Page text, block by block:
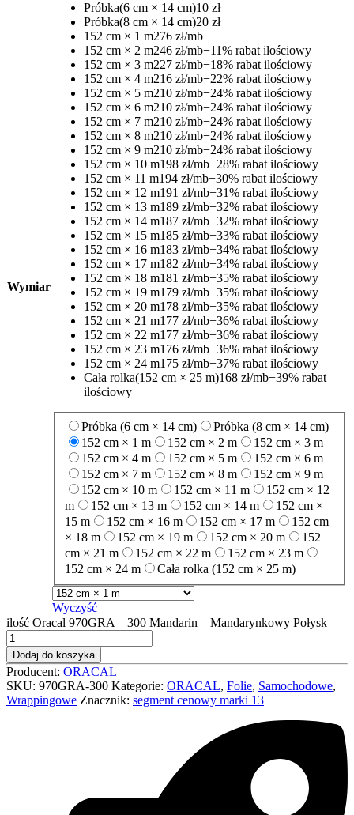
Wymiar
Próbka(6 cm × 14 cm)10 zł
Próbka(8 cm × 14 cm)20 zł
152 cm × 1 m276 zł/mb
152 cm × 2 m246 zł/mb−11% rabat ilościowy
152 cm × 3 m227 zł/mb−18% rabat ilościowy
152 cm × 4 m216 zł/mb−22% rabat ilościowy
152 cm × 5 m210 zł/mb−24% rabat ilościowy
152 cm × 6 m210 zł/mb−24% rabat ilościowy
152 cm × 7 m210 zł/mb−24% rabat ilościowy
152 cm × 8 m210 zł/mb−24% rabat ilościowy
152 cm × 9 m210 zł/mb−24% rabat ilościowy
152 cm × 10 m198 zł/mb−28% rabat ilościowy
152 cm × 11 m194 zł/mb−30% rabat ilościowy
152 cm × 12 m191 zł/mb−31% rabat ilościowy
152 cm × 13 m189 zł/mb−32% rabat ilościowy
152 cm × 14 m187 zł/mb−32% rabat ilościowy
152 cm × 15 m185 zł/mb−33% rabat ilościowy
152 cm × 16 m183 zł/mb−34% rabat ilościowy
152 cm × 17 m182 zł/mb−34% rabat ilościowy
152 cm × 18 m181 zł/mb−35% rabat ilościowy
152 cm × 19 m179 zł/mb−35% rabat ilościowy
152 cm × 20 m178 zł/mb−35% rabat ilościowy
152 cm × 21 m177 zł/mb−36% rabat ilościowy
152 cm × 22 m177 zł/mb−36% rabat ilościowy
152 cm × 23 m176 zł/mb−36% rabat ilościowy
152 cm × 24 m175 zł/mb−37% rabat ilościowy
Cała rolka(152 cm × 25 m)168 zł/mb−39% rabat
ilościowy
Próbka (6 cm × 14 cm)
Próbka (8 cm × 14 cm)
152 cm × 1 m
152 cm × 2 m
152 cm × 3 m
152 cm × 4 m
152 cm × 5 m
152 cm × 6 m
152 cm × 7 m
152 cm × 8 m
152 cm × 9 m
152 cm × 10 m
152 cm × 11 m
152 cm × 12
m
152 cm × 13 m 152 cm × 14 m
152 cm ×
15 m
152 cm × 16 m 152 cm × 17 m
152 cm
× 18 m
152 cm × 19 m 152 cm × 20 m
152
cm × 21 m
152 cm × 22 m
152 cm × 23 m
152 cm × 24 m
Cała rolka (152 cm × 25 m)
Wyczyść
ilość Oracal 970GRA – 300 Mandarin – Mandarynkowy Połysk
Dodaj do koszyka
Producent: ORACAL
SKU: 970GRA-300 Kategorie: ORACAL, Folie, Samochodowe,
Wrappingowe Znacznik: segment cenowy marki 13